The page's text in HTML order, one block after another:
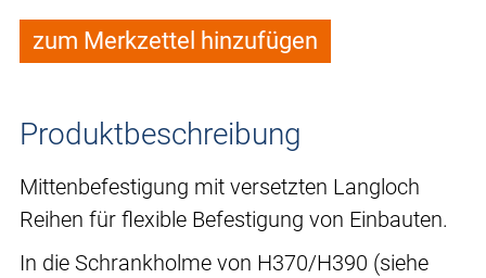
zum Merkzettel hinzufügen
Produktbeschreibung
Mittenbefestigung mit versetzten Langloch
Reihen für flexible Befestigung von Einbauten.
In die Schrankholme von H370/H390 (siehe